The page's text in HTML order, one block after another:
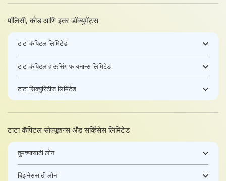
पॉलिसी, कोड आणि इतर डॉक्युमेंट्स
टाटा कॅपिटल लिमिटेड
टाटा कॅपिटल हाऊसिंग फायनान्स लिमिटेड
टाटा सिक्युरिटीज लिमिटेड
टाटा कॅपिटल सोल्यूशन्स अँड सर्व्हिसेस लिमिटेड
तुमच्यासाठी लोन
बिझनेससाठी लोन